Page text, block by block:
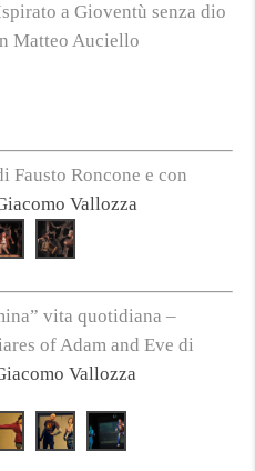
a Gioventù senza dio
Matteo Auciello
Fausto Roncone e con
Vallozza
vita quotidiana –
of Adam and Eve di
Vallozza